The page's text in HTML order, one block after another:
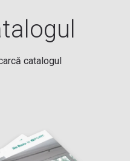
catalogul